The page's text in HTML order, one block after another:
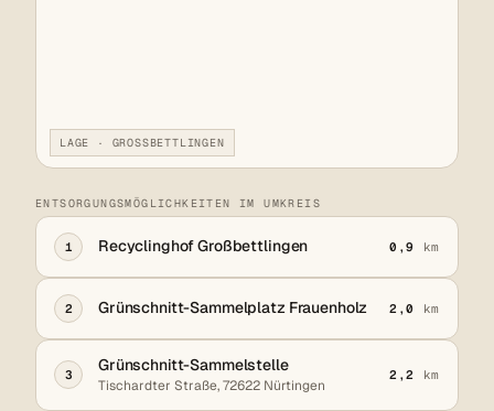
LAGE · GROSSBETTLINGEN
ENTSORGUNGSMÖGLICHKEITEN IM UMKREIS
1 Recyclinghof Großbettlingen 0,9 km
2 Grünschnitt-Sammelplatz Frauenholz 2,0 km
3
Grünschnitt-Sammelstelle
Tischardter Straße, 72622 Nürtingen
2,2 km